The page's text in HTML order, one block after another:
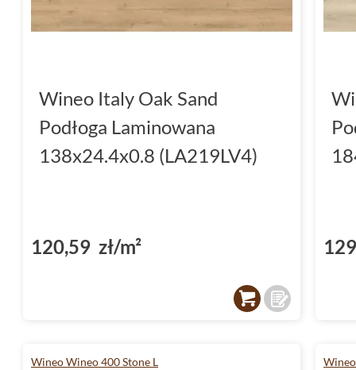
Wineo Italy Oak Sand
Podłoga Laminowana
138x24.4x0.8 (LA219LV4)
120,59 zł/m²
Wineo Wineo 400 Stone L